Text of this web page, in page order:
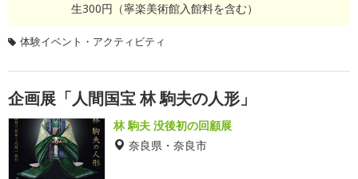
生300円（寧楽美術館入館料を含む）
体験イベント・アクティビティ
企画展「人間国宝 林 駒夫の人形」
林 駒夫 没後初の回顧展
奈良県・奈良市